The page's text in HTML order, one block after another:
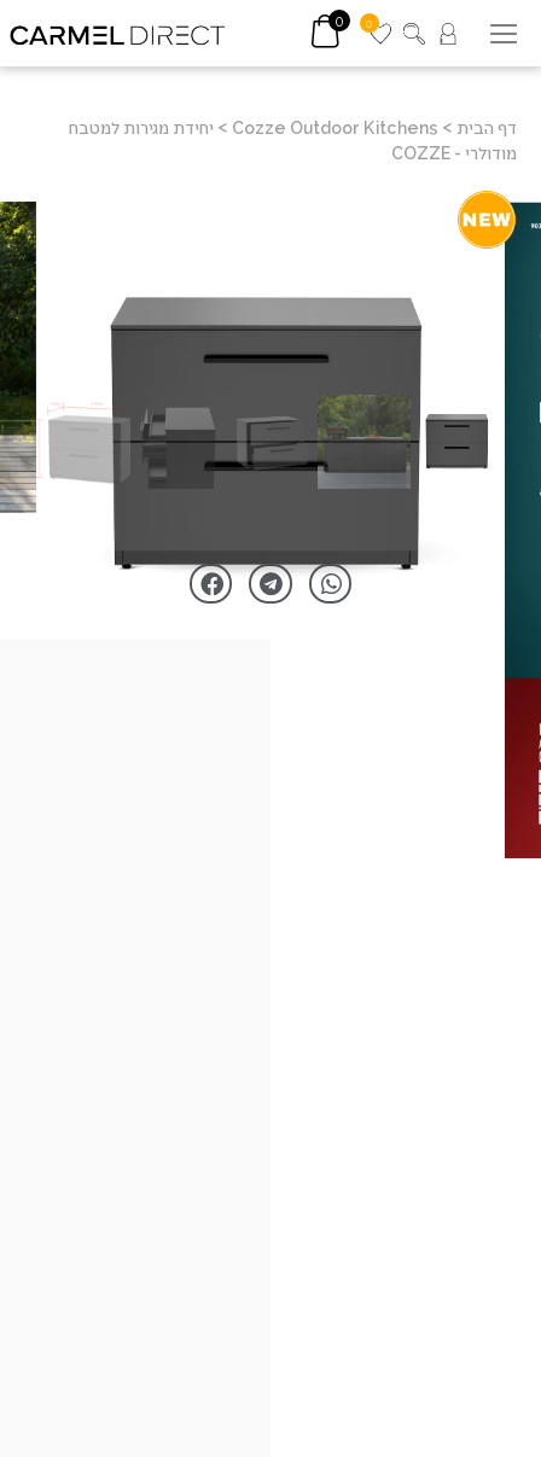
0
0
דף הבית >
Cozze Outdoor Kitchens
> יחידת מגירות למטבח
מודולרי - COZZE